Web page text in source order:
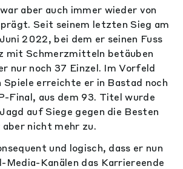
aber auch immer wieder von
Seit seinem letzten Sieg am
2022, bei dem er seinen Fuss
mit Schmerzmitteln betäuben
nur noch 37 Einzel. Im Vorfeld
Spiele erreichte er in Bastad noch
Final, aus dem 93. Titel wurde
auf Siege gegen die Besten
aber nicht mehr zu.
und logisch, dass er nun
Media-Kanälen das Karriereende